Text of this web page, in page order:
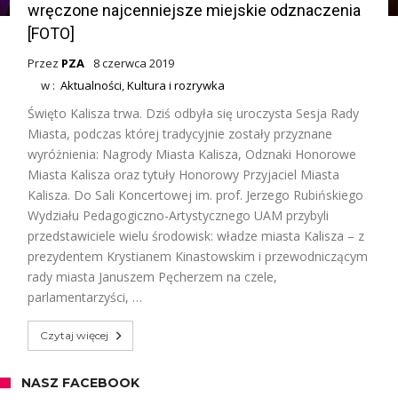
wręczone najcenniejsze miejskie odznaczenia
[FOTO]
Przez PZA
8 czerwca 2019
w :Aktualności,Kultura i rozrywka
Święto Kalisza trwa. Dziś odbyła się uroczysta Sesja Rady
Miasta, podczas której tradycyjnie zostały przyznane
wyróżnienia: Nagrody Miasta Kalisza, Odznaki Honorowe
Miasta Kalisza oraz tytuły Honorowy Przyjaciel Miasta
Kalisza. Do Sali Koncertowej im. prof. Jerzego Rubińskiego
Wydziału Pedagogiczno-Artystycznego UAM przybyli
przedstawiciele wielu środowisk: władze miasta Kalisza – z
prezydentem Krystianem Kinastowskim i przewodniczącym
rady miasta Januszem Pęcherzem na czele,
parlamentarzyści, …
Czytaj więcej
NASZ FACEBOOK